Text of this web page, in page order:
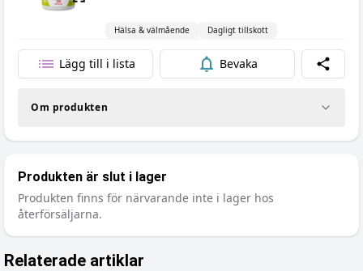
Hälsa & välmående Dagligt tillskott
Lägg till i lista Bevaka Dela
Om produkten
Produkten är slut i lager
Produkten finns för närvarande inte i lager hos
återförsäljarna.
Relaterade artiklar